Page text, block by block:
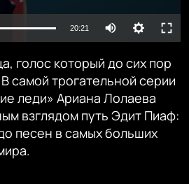
360p 480p
1080p
20:21
480p
720p
голос который до сих пор
самой трогательной серии
леди» Ариана Лолаева
взглядом путь Эдит Пиаф:
песен в самых больших